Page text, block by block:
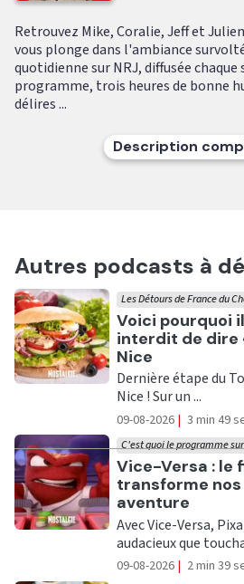
Retrouvez Mike, Coralie, Jeff et
vous plonge dans l'ambiance
quotidienne sur NRJ, diffusée chaque
programme, trois heures de bonne
délires ...
Description
Autres podcasts à
Ecouter
Voici pourquoi
interdit de dire
Nice
Les Détours de France du
Dernière étape du
Nice ! Sur un ...
09-08-2026 | 3 min 49
Ecouter
Vice-Versa : le
transforme
aventure
C'est quoi le programme
Avec Vice-Versa,
audacieux que
09-08-2026 | 2 min 39